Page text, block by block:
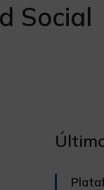
Social